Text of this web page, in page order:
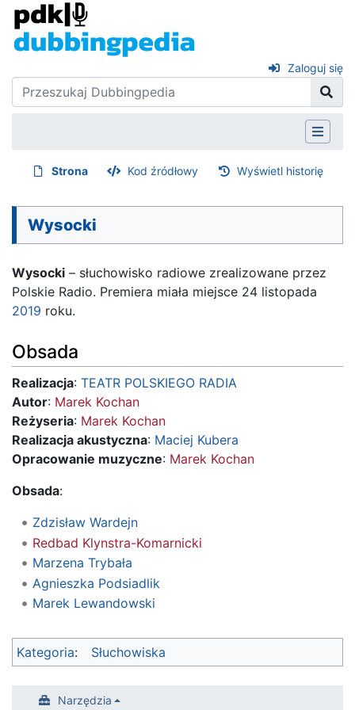
Zaloguj się
Strona Kod źródłowy Wyświetl historię
Wysocki
Wysocki – słuchowisko radiowe zrealizowane przez
Polskie Radio. Premiera miała miejsce 24 listopada
2019 roku.
Obsada
Realizacja: TEATR POLSKIEGO RADIA
Autor: Marek Kochan
Reżyseria: Marek Kochan
Realizacja akustyczna: Maciej Kubera
Opracowanie muzyczne: Marek Kochan
Obsada:
Zdzisław Wardejn
Redbad Klynstra-Komarnicki
Marzena Trybała
Agnieszka Podsiadlik
Marek Lewandowski
Kategoria: Słuchowiska
Narzędzia